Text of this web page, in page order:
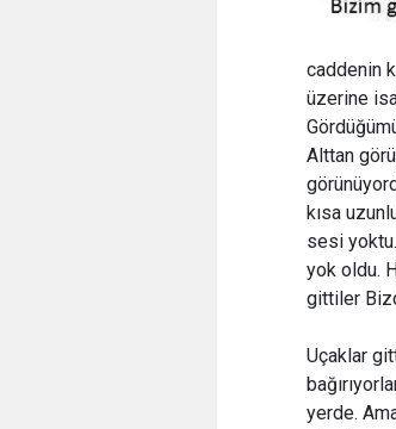
caddenin
üzerine
Alttan
kısa
sesi
yok oldu.
gittiler
Uçaklar
yerde.